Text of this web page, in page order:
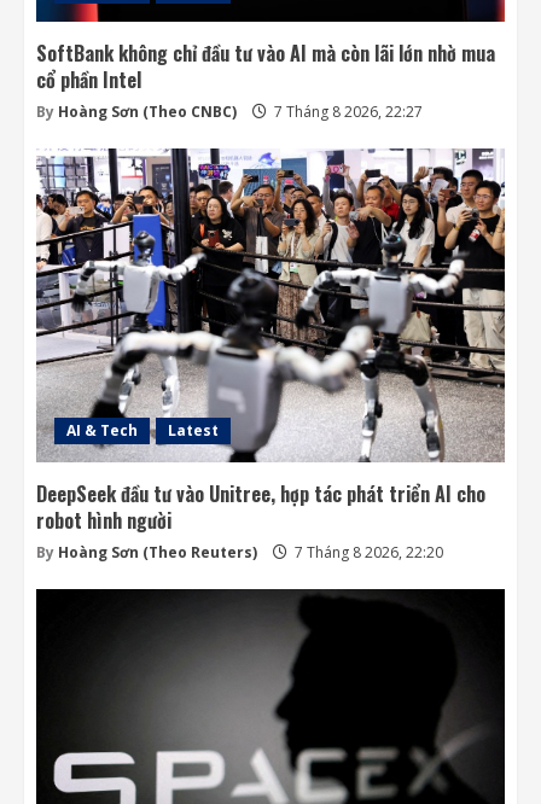
SoftBank không chỉ đầu tư vào AI mà còn lãi lớn nhờ mua
cổ phần Intel
By Hoàng Sơn (Theo CNBC) 7 Tháng 8 2026, 22:27
AI & Tech Latest
DeepSeek đầu tư vào Unitree, hợp tác phát triển AI cho
robot hình người
By Hoàng Sơn (Theo Reuters) 7 Tháng 8 2026, 22:20